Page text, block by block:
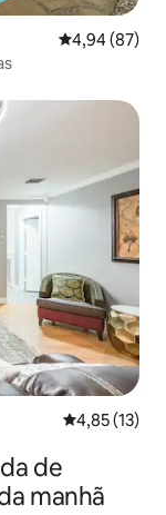
4,94 de uma
4,94 (87)
4,85 de uma
4,85 (13)
de
manhã